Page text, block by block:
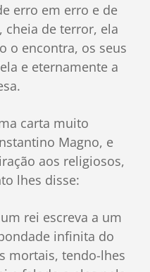
erro em erro e de
cheia de terror, ela
o encontra, os seus
e eternamente a
carta muito
Magno, e
aos religiosos,
lhes disse:
rei escreva a um
infinita do
mortais, tendo-lhes